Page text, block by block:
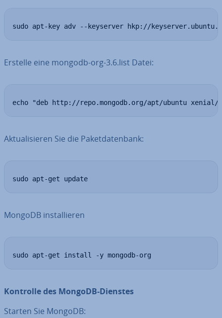
sudo apt-key adv --keyserver hkp://
Erstelle eine mongodb-org-3.6.list Datei:
echo "deb http://repo.mongodb.org/apt/ubuntu
Ak­tua­li­sie­ren Sie die Pa­ket­da­ten­bank:
sudo apt-get update
MongoDB in­stal­lie­ren
sudo apt-get install -y mongodb-org
Kontrolle des MongoDB-Dienstes
Starten Sie MongoDB: